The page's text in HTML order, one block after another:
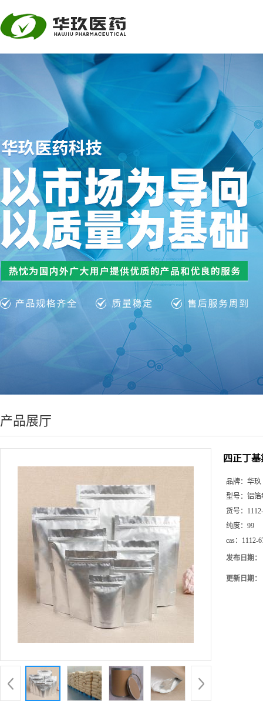
产品展厅
四正丁
品牌： 华玖
型号： 铝箔
货号：
纯度： 99
cas： 1112-
发布日期：
更新日期：